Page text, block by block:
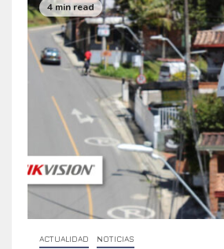
4 min read
ACTUALIDAD NOTICIAS